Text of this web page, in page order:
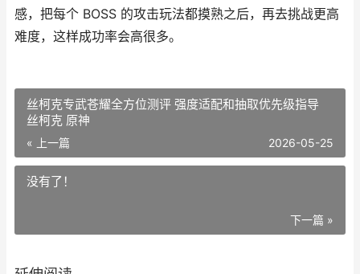
感，把每个 BOSS 的攻击玩法都摸熟之后，再去挑战更高
难度，这样成功率会高很多。
丝柯克专武苍耀全方位测评 强度适配和抽取优先级指导
丝柯克 原神
« 上一篇 2026-05-25
没有了！
下一篇 »